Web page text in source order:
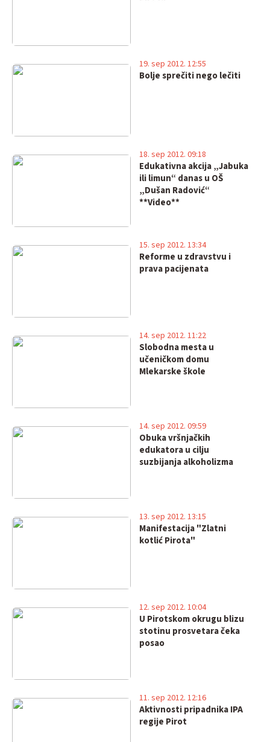
Bolje sprečiti nego lečiti
19. sep 2012. 12:55
Edukativna akcija „Jabuka
ili limun“ danas u OŠ
„Dušan Radović“
**Video**
18. sep 2012. 09:18
Reforme u zdravstvu i
prava pacijenata
15. sep 2012. 13:34
Slobodna mesta u
učeničkom domu
Mlekarske škole
14. sep 2012. 11:22
Obuka vršnjačkih
edukatora u cilju
suzbijanja alkoholizma
14. sep 2012. 09:59
Manifestacija "Zlatni
kotlić Pirota"
13. sep 2012. 13:15
U Pirotskom okrugu blizu
stotinu prosvetara čeka
posao
12. sep 2012. 10:04
Aktivnosti pripadnika IPA
regije Pirot
11. sep 2012. 12:16